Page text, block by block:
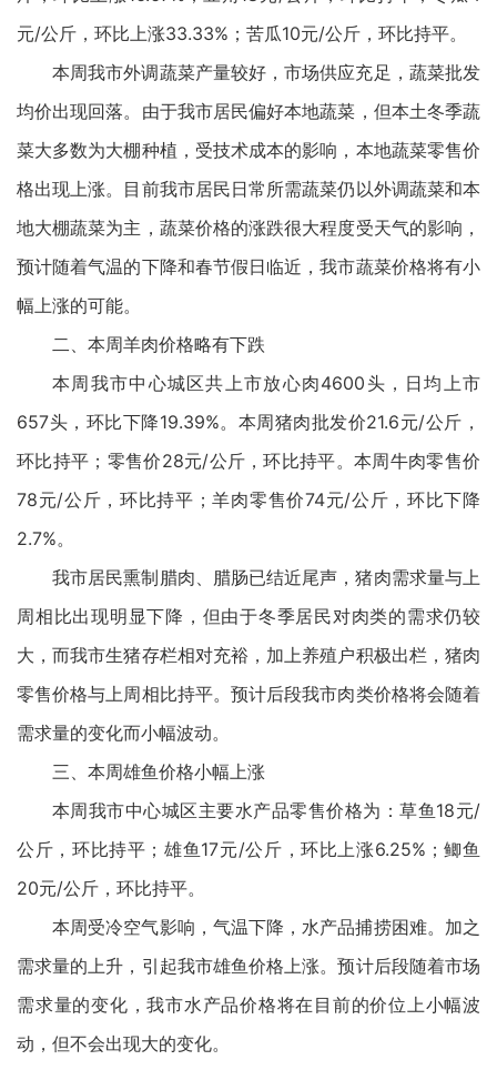
元/公斤，环比上涨33.33%；苦瓜10元/公斤，环比持平。
本周我市外调蔬菜产量较好，市场供应充足，蔬菜批发
均价出现回落。由于我市居民偏好本地蔬菜，但本土冬季蔬
菜大多数为大棚种植，受技术成本的影响，本地蔬菜零售价
格出现上涨。目前我市居民日常所需蔬菜仍以外调蔬菜和本
地大棚蔬菜为主，蔬菜价格的涨跌很大程度受天气的影响，
预计随着气温的下降和春节假日临近，我市蔬菜价格将有小
幅上涨的可能。
二、本周羊肉价格略有下跌
本周我市中心城区共上市放心肉4600头，日均上市
657头，环比下降19.39%。本周猪肉批发价21.6元/公斤，
环比持平；零售价28元/公斤，环比持平。本周牛肉零售价
78元/公斤，环比持平；羊肉零售价74元/公斤，环比下降
2.7%。
我市居民熏制腊肉、腊肠已结近尾声，猪肉需求量与上
周相比出现明显下降，但由于冬季居民对肉类的需求仍较
大，而我市生猪存栏相对充裕，加上养殖户积极出栏，猪肉
零售价格与上周相比持平。预计后段我市肉类价格将会随着
需求量的变化而小幅波动。
三、本周雄鱼价格小幅上涨
本周我市中心城区主要水产品零售价格为：草鱼18元/
公斤，环比持平；雄鱼17元/公斤，环比上涨6.25%；鲫鱼
20元/公斤，环比持平。
本周受冷空气影响，气温下降，水产品捕捞困难。加之
需求量的上升，引起我市雄鱼价格上涨。预计后段随着市场
需求量的变化，我市水产品价格将在目前的价位上小幅波
动，但不会出现大的变化。